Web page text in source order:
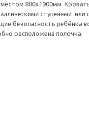
800х1900мм.
ступенями или
безопасность ребёнка
расположена полочка.